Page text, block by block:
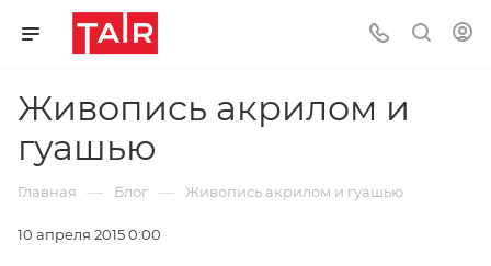
Живопись акрилом и
гуашью
Главная — Блог — Живопись акрилом и гуашью
10 апреля 2015 0:00